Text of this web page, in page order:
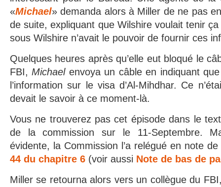
«Michael» demanda alors à Miller de ne pas
de suite, expliquant que Wilshire voulait tenir
sous Wilshire n’avait le pouvoir de fournir ces
Quelques heures après qu’elle eut bloqué le
FBI, Michael envoya un câble en indiquant
l’information sur le visa d’Al-Mihdhar. Ce
devait le savoir à ce moment-là.
Vous ne trouverez pas cet épisode dans le
de la commission sur le 11-Septembre.
évidente, la Commission l’a relégué en note
44 du chapitre 6 (voir aussi Note de bas de
Miller se retourna alors vers un collègue du